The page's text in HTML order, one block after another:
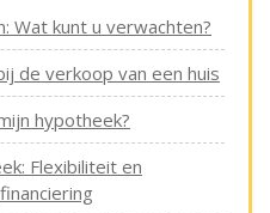
Wat kunt u verwachten?
de verkoop van een huis
hypotheek?
Flexibiliteit en